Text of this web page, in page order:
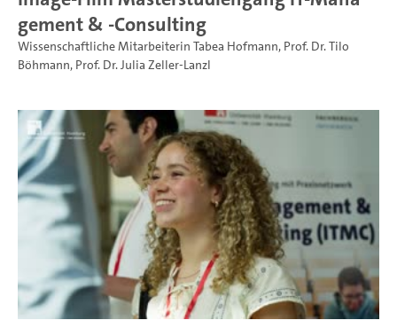
gement & -Consulting
Wissenschaftliche Mitarbeiterin Tabea Hofmann, Prof. Dr. Tilo
Böhmann, Prof. Dr. Julia Zeller-Lanzl